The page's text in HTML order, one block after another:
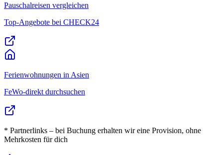
Pauschalreisen vergleichen
Top-Angebote bei CHECK24
Ferienwohnungen in Asien
FeWo-direkt durchsuchen
* Partnerlinks – bei Buchung erhalten wir eine Provision, ohne
Mehrkosten für dich